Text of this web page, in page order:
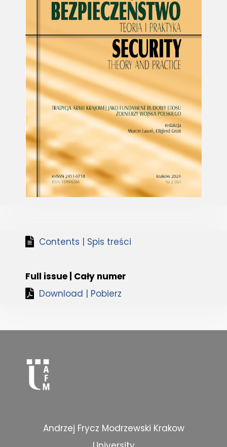
Contents | Spis treści
Full issue | Cały numer
Download | Pobierz
Andrzej Frycz Modrzewski Krakow